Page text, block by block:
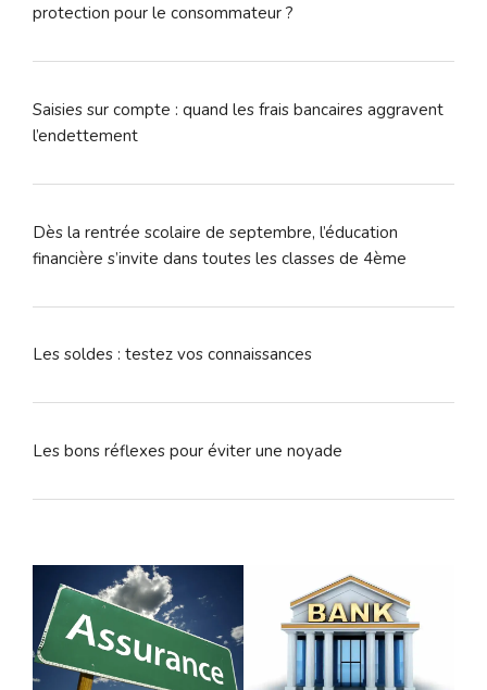
protection pour le consommateur ?
Saisies sur compte : quand les frais bancaires aggravent
l’endettement
Dès la rentrée scolaire de septembre, l’éducation
financière s’invite dans toutes les classes de 4ème
Les soldes : testez vos connaissances
Les bons réflexes pour éviter une noyade